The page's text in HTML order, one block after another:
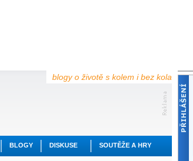
blogy o životě s kolem i bez kola
BLOGY DISKUSE SOUTĚŽE A HRY